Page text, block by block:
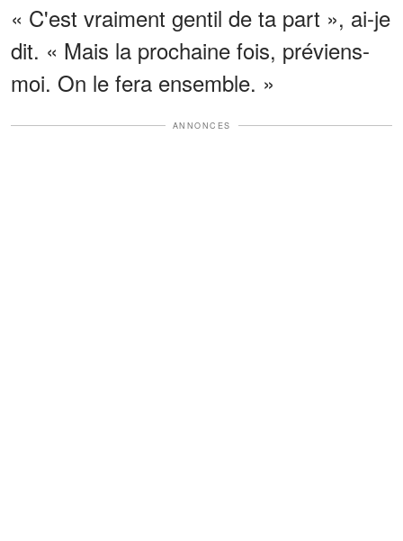
« C'est vraiment gentil de ta part », ai-je
dit. « Mais la prochaine fois, préviens-
moi. On le fera ensemble. »
ANNONCES